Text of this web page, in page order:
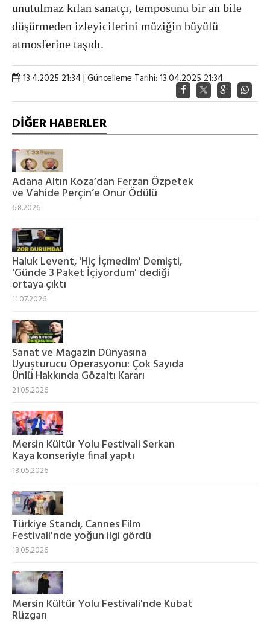
unutulmaz kılan sanatçı, temposunu bir an bile
düşürmeden izleyicilerini müziğin büyülü
atmosferine taşıdı.
13.4.2025 21:34 | Güncelleme Tarihi: 13.04.2025 21:34
DİĞER HABERLER
Adana Altın Koza’dan Ferzan Özpetek
ve Vahide Perçin’e Onur Ödülü
6.8.2026
Haluk Levent, 'Hiç İçmedim' Demişti,
'Günde 3 Paket İçiyordum' dediği
ortaya çıktı
11.07.2026
Sanat ve Magazin Dünyasına
Uyuşturucu Operasyonu: Çok Sayıda
Ünlü Hakkında Gözaltı Kararı
21.05.2026
Mersin Kültür Yolu Festivali Serkan
Kaya konseriyle final yaptı
18.05.2026
Türkiye Standı, Cannes Film
Festivali'nde yoğun ilgi gördü
18.05.2026
Mersin Kültür Yolu Festivali'nde Kubat
Rüzgarı